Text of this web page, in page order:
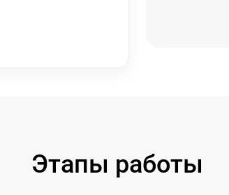
Этапы работы